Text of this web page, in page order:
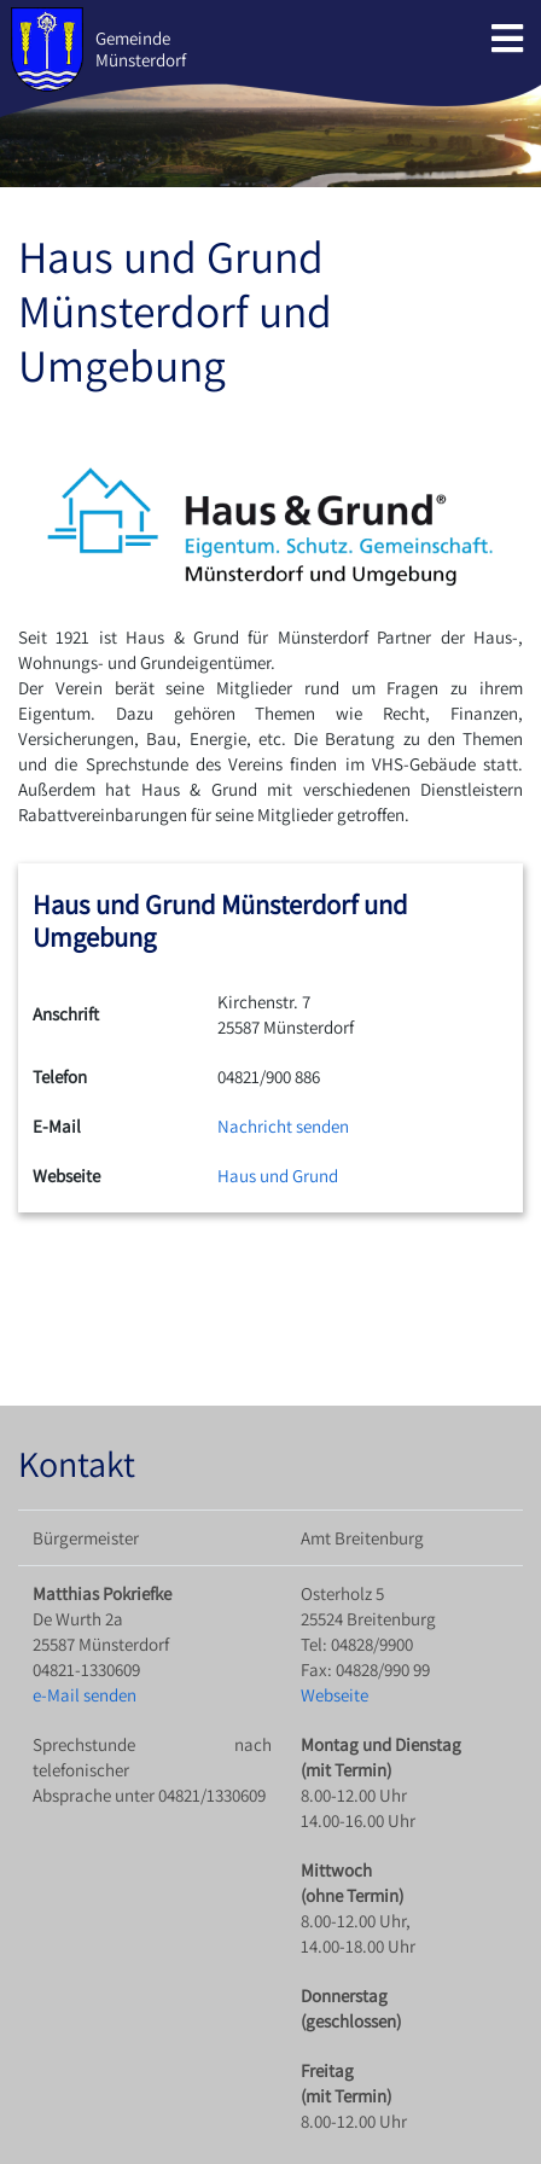
Direkt
zum
Inhalt
Gemeinde
Münsterdorf
Haus und Grund
Münsterdorf und
Umgebung
Seit 1921 ist Haus & Grund für Münsterdorf Partner der Haus-,
Wohnungs- und Grundeigentümer.
Der Verein berät seine Mitglieder rund um Fragen zu ihrem
Eigentum. Dazu gehören Themen wie Recht, Finanzen,
Versicherungen, Bau, Energie, etc. Die Beratung zu den Themen
und die Sprechstunde des Vereins finden im VHS-Gebäude statt.
Außerdem hat Haus & Grund mit verschiedenen Dienstleistern
Rabattvereinbarungen für seine Mitglieder getroffen.
Haus und Grund Münsterdorf und
Umgebung
Anschrift
Kirchenstr. 7
25587 Münsterdorf
Telefon 04821/900 886
E-Mail Nachricht senden
Webseite Haus und Grund
Kontakt
Bürgermeister Amt Breitenburg
Matthias Pokriefke
De Wurth 2a
25587 Münsterdorf
04821-1330609
e-Mail senden
Sprechstunde nach
telefonischer
Absprache unter 04821/1330609
Osterholz 5
25524 Breitenburg
Tel: 04828/9900
Fax: 04828/990 99
Webseite
Montag und Dienstag
(mit Termin)
8.00-12.00 Uhr
14.00-16.00 Uhr
Mittwoch
(ohne Termin)
8.00-12.00 Uhr,
14.00-18.00 Uhr
Donnerstag
(geschlossen)
Freitag
(mit Termin)
8.00-12.00 Uhr